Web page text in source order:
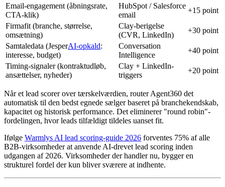
Email-engagement (åbningsrate,
CTA-klik)
HubSpot / Salesforce
email
+15 point
Firmafit (branche, størrelse,
omsætning)
Clay-berigelse
(CVR, LinkedIn)
+30 point
Samtaledata (JesperAI-opkald:
interesse, budget)
Conversation
Intelligence
+40 point
Timing-signaler (kontraktudløb,
ansættelser, nyheder)
Clay + LinkedIn-
triggers
+20 point
Når et lead scorer over tærskelværdien, router Agent360 det
automatisk til den bedst egnede sælger baseret på branchekendskab,
kapacitet og historisk performance. Det eliminerer "round robin"-
fordelingen, hvor leads tilfældigt tildeles uanset fit.
Ifølge Warmlys AI lead scoring-guide 2026 forventes 75% af alle
B2B-virksomheder at anvende AI-drevet lead scoring inden
udgangen af 2026. Virksomheder der handler nu, bygger en
strukturel fordel der kun bliver sværere at indhente.